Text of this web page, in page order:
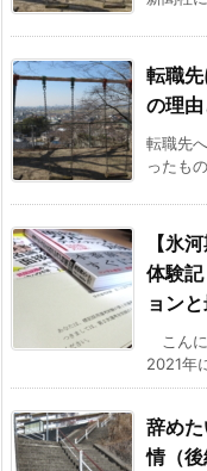
転職
の理
転職先
ったも
【氷
体験
ョン
こん
2021年
辞め
情（後